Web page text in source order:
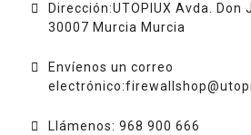
Dirección:UTOPIUX Avda. Don
30007 Murcia Murcia
Envíenos un correo
electrónico:
Llámenos: 968 900 666